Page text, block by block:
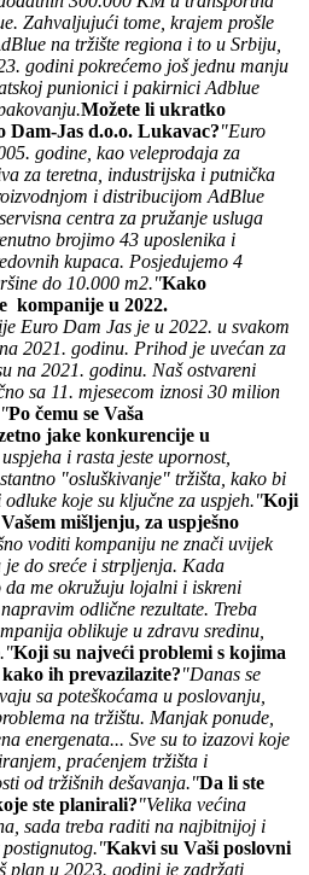
Zahvaljujući tome, krajem prošle
na tržište regiona i to u Srbiju,
godini pokrećemo još jednu manju
punionici i pakirnici Adblue
Možete li ukratko
Jas d.o.o. Lukavac?"Euro
godine, kao veleprodaja za
za teretna, industrijska i putnička
i distribucijom AdBlue
centra za pružanje usluga
brojimo 43 uposlenika i
kupaca. Posjedujemo 4
do 10.000 m2."Kako
kompanije u 2022.
Euro Dam Jas je u 2022. u svakom
2021. godinu. Prihod je uvećan za
na 2021. godinu. Naš ostvareni
sa 11. mjesecom iznosi 30 milion
Po čemu se Vaša
jake konkurencije u
i rasta jeste upornost,
"osluškivanje" tržišta, kako bi
koje su ključne za uspjeh."Koji
mišljenju, za uspješno
voditi kompaniju ne znači uvijek
do sreće i strpljenja. Kada
da me okružuju lojalni i iskreni
odlične rezultate. Treba
oblikuje u zdravu sredinu,
Koji su najveći problemi s kojima
ih prevazilazite?"Danas se
sa poteškoćama u poslovanju,
na tržištu. Manjak ponude,
energenata... Sve su to izazovi koje
praćenjem tržišta i
od tržišnih dešavanja."Da li ste
ste planirali?"Velika većina
sada treba raditi na najbitnijoj i
postignutog."Kakvi su Vaši poslovni
plan u 2023. godini je zadržati